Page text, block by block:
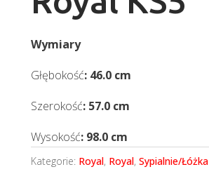
Wymiary
Głębokość: 46.0 cm
Szerokość: 57.0 cm
Wysokość: 98.0 cm
Kategorie: Royal, Royal,Sypialnie/Łóżka